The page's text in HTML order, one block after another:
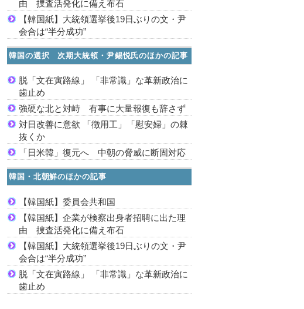
由 捜査活発化に備え布石
【韓国紙】大統領選挙後19日ぶりの文・尹
会合は“半分成功”
韓国の選択 次期大統領・尹錫悦氏のほかの記事
脱「文在寅路線」 「非常識」な革新政治に
歯止め
強硬な北と対峙 有事に大量報復も辞さず
対日改善に意欲 「徴用工」「慰安婦」の棘
抜くか
「日米韓」復元へ 中朝の脅威に断固対応
韓国・北朝鮮のほかの記事
【韓国紙】委員会共和国
【韓国紙】企業が検察出身者招聘に出た理
由 捜査活発化に備え布石
【韓国紙】大統領選挙後19日ぶりの文・尹
会合は“半分成功”
脱「文在寅路線」 「非常識」な革新政治に
歯止め